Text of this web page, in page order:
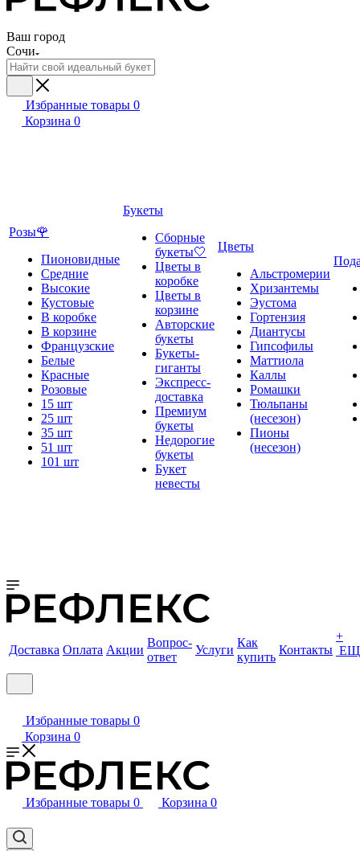
Ваш город
Сочи
Избранные товары 0
Корзина 0
Розы🌹
Пионовидные
Средние
Высокие
Кустовые
В коробке
В корзине
Французские
Белые
Красные
Розовые
15 шт
25 шт
35 шт
51 шт
101 шт
Букеты
Сборные
букеты🤍
Цветы в
коробке
Цветы в
корзине
Авторские
букеты
Букеты-
гиганты
Экспресс-
доставка
Премиум
букеты
Недорогие
букеты
Букет
невесты
Цветы
Альстромерии
Хризантемы
Эустома
Гортензия
Диантусы
Гипсофилы
Маттиола
Каллы
Ромашки
Тюльпаны
(несезон)
Пионы
(несезон)
Доставка Оплата Акции
Вопрос-
ответ
Услуги
Как
купить
Контакты
+
Избранные товары 0
Корзина 0
Избранные товары 0 Корзина 0